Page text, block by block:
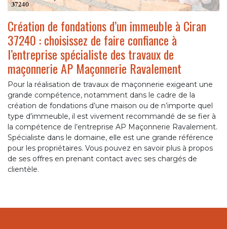
Création de fondations d’un immeuble à Ciran
37240 : choisissez de faire confiance à
l’entreprise spécialiste des travaux de
maçonnerie AP Maçonnerie Ravalement
Pour la réalisation de travaux de maçonnerie exigeant une
grande compétence, notamment dans le cadre de la
création de fondations d’une maison ou de n’importe quel
type d’immeuble, il est vivement recommandé de se fier à
la compétence de l’entreprise AP Maçonnerie Ravalement.
Spécialiste dans le domaine, elle est une grande référence
pour les propriétaires. Vous pouvez en savoir plus à propos
de ses offres en prenant contact avec ses chargés de
clientèle.